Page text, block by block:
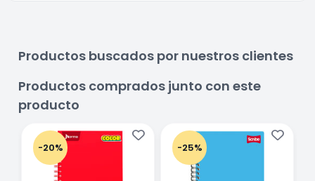
Productos buscados por nuestros clientes
Productos comprados junto con este
producto
-20% -25%